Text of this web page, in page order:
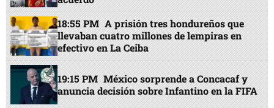
18:55 PM A prisión tres hondureños que
llevaban cuatro millones de lempiras en
efectivo en La Ceiba
19:15 PM México sorprende a Concacaf y
anuncia decisión sobre Infantino en la FIFA